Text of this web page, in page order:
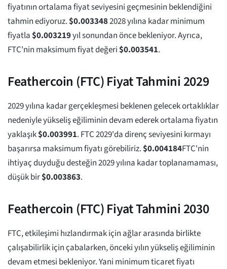
fiyatının ortalama fiyat seviyesini geçmesinin beklendiğini
tahmin ediyoruz.$0.0033482028 yılına kadar minimum
fiyatla$0.003219yıl sonundan önce bekleniyor. Ayrıca,
FTC'nin maksimum fiyat değeri$0.003541.
Feathercoin (FTC) Fiyat Tahmini 2029
2029 yılına kadar gerçekleşmesi beklenen gelecek ortaklıklar
nedeniyle yükseliş eğiliminin devam ederek ortalama fiyatın
yaklaşık$0.003991. FTC 2029'da direnç seviyesini kırmayı
başarırsa maksimum fiyatı görebiliriz.$0.004184FTC'nin
ihtiyaç duyduğu desteğin 2029 yılına kadar toplanamaması,
düşük bir$0.003863.
Feathercoin (FTC) Fiyat Tahmini 2030
FTC, etkileşimi hızlandırmak için ağlar arasında birlikte
çalışabilirlik için çabalarken, önceki yılın yükseliş eğiliminin
devam etmesi bekleniyor. Yani minimum ticaret fiyatı